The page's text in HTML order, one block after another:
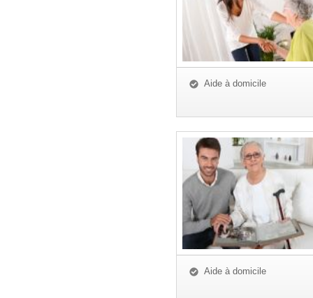
Aide à domicile
Aide à domicile